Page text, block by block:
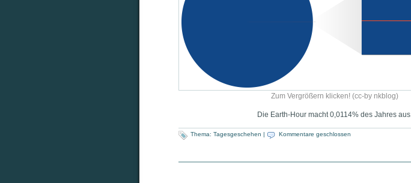
Zum Ver­grö­ßern kli­cken! (cc-by nkblog)
Die Earth-Hour macht 0,0114% des Jah­res aus.
Thema: Tagesgeschehen | Kommentare geschlossen